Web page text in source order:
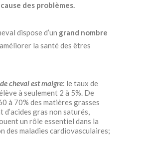
des problèmes.
dispose d’un grand nombre
la santé des êtres
cheval est maigre: le taux de
à seulement 2 à 5%. De
à 70% des matières grasses
d’acides gras non saturés,
un rôle essentiel dans la
des maladies cardiovasculaires;